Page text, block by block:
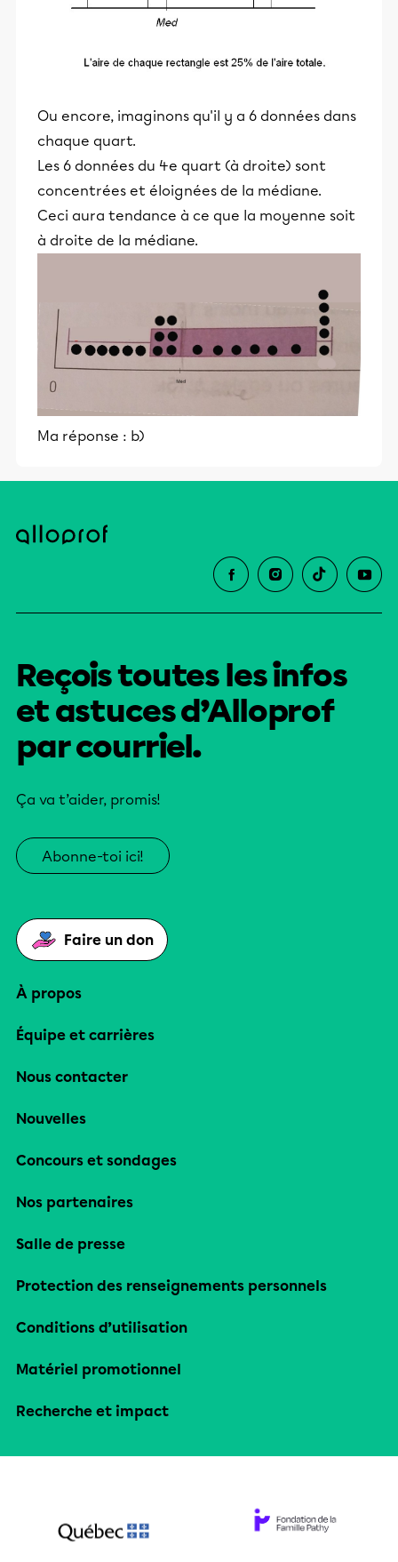
Ou encore, imaginons qu'il y a 6 données dans
chaque quart.
Les 6 données du 4e quart (à droite) sont
concentrées et éloignées de la médiane.
Ceci aura tendance à ce que la moyenne soit
à droite de la médiane.
Ma réponse : b)
Reçois toutes les infos
et astuces d’Alloprof
par courriel.
Ça va t’aider, promis!
Abonne-toi ici!
Faire un don
À propos
Équipe et carrières
Nous contacter
Nouvelles
Concours et sondages
Nos partenaires
Salle de presse
Protection des renseignements personnels
Conditions d’utilisation
Matériel promotionnel
Recherche et impact